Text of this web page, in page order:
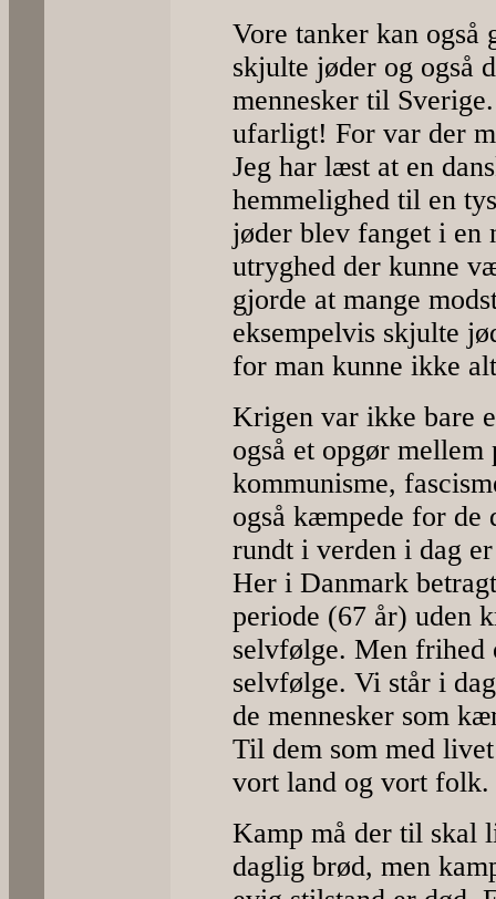
Vore tanker kan også
skjulte jøder og også
mennesker til
ufarligt! For var der
Jeg har læst at en
hemmelighed til en
jøder blev fanget i
utryghed der kunne
gjorde at mange
eksempelvis skjulte
for man kunne ikke
Krigen var ikke bare
også et opgør
kommunisme,
også kæmpede for
rundt i verden i dag
Her i Danmark
periode (67 år) uden
selvfølge. Men frihed
selvfølge. Vi står i
de mennesker som
Til dem som med
vort land og vort folk.
Kamp må der til skal
daglig brød, men